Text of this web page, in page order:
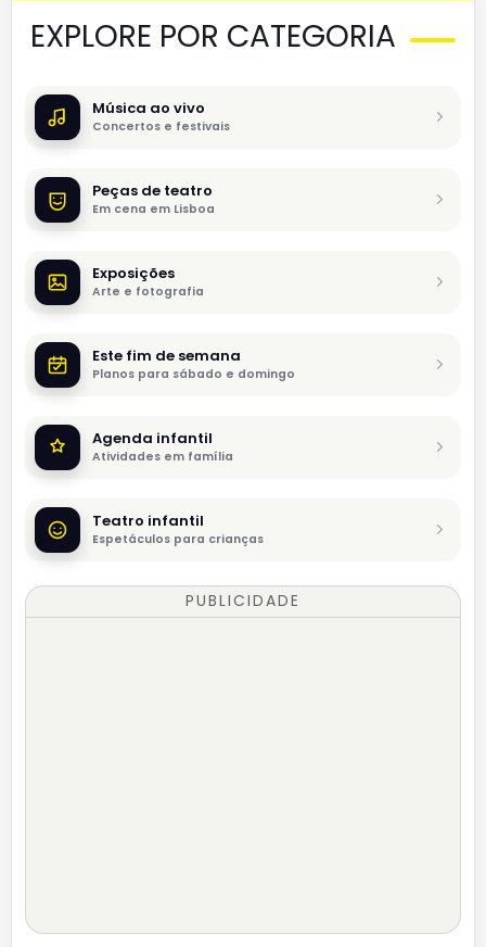
EXPLORE POR CATEGORIA
Música ao vivo
Concertos e festivais
Peças de teatro
Em cena em Lisboa
Exposições
Arte e fotografia
Este fim de semana
Planos para sábado e domingo
Agenda infantil
Atividades em família
Teatro infantil
Espetáculos para crianças
PUBLICIDADE